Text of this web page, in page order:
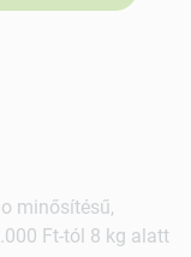
minősítésű,
Ft-tól 8 kg alatt